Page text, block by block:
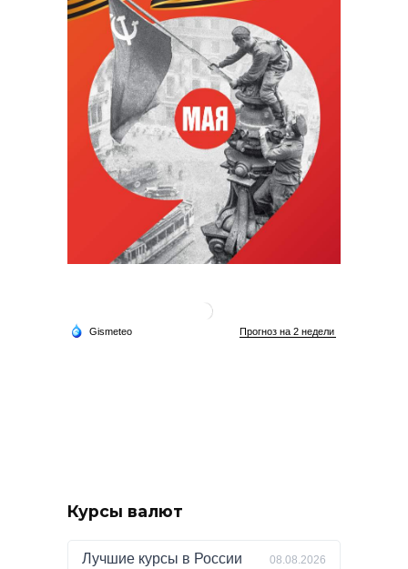
Курсы валют
Лучшие курсы в России 08.08.2026